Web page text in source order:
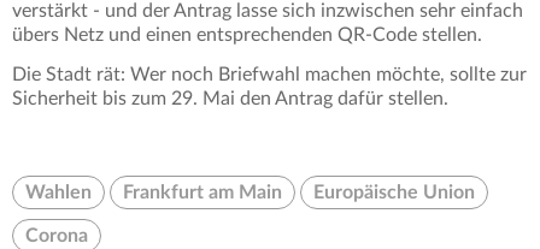
verstärkt - und der Antrag lasse sich inzwischen sehr einfach
übers Netz und einen entsprechenden QR-Code stellen.
Die Stadt rät: Wer noch Briefwahl machen möchte, sollte zur
Sicherheit bis zum 29. Mai den Antrag dafür stellen.
Wahlen Frankfurt am Main Europäische Union
Corona